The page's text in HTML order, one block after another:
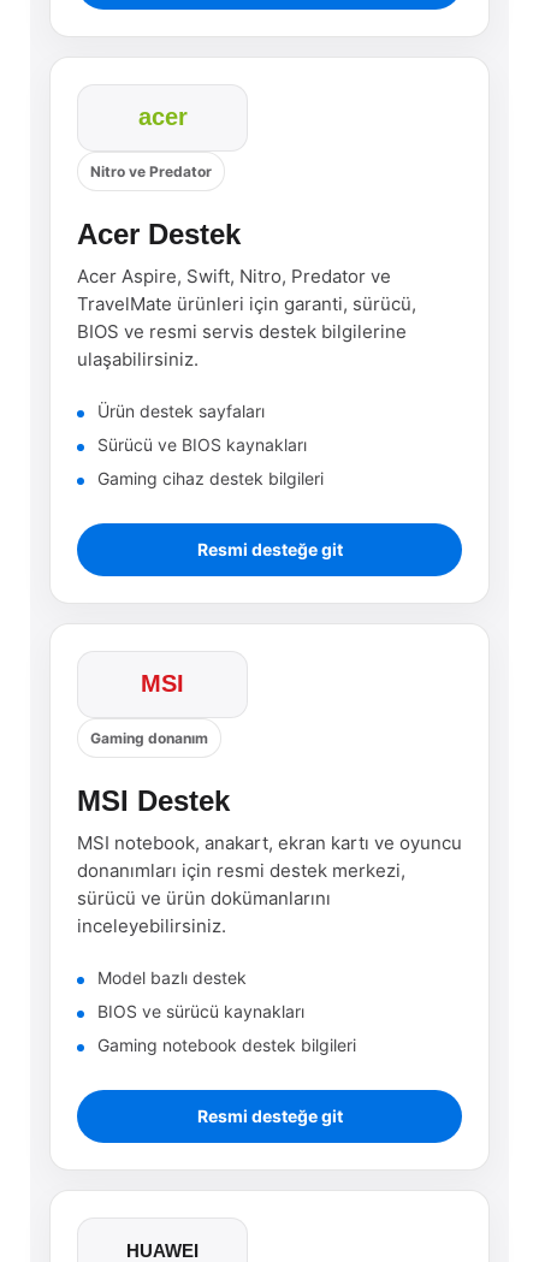
acer
Nitro ve Predator
Acer Destek
Acer Aspire, Swift, Nitro, Predator ve
TravelMate ürünleri için garanti, sürücü,
BIOS ve resmi servis destek bilgilerine
ulaşabilirsiniz.
Ürün destek sayfaları
Sürücü ve BIOS kaynakları
Gaming cihaz destek bilgileri
Resmi desteğe git
MSI
Gaming donanım
MSI Destek
MSI notebook, anakart, ekran kartı ve oyuncu
donanımları için resmi destek merkezi,
sürücü ve ürün dokümanlarını
inceleyebilirsiniz.
Model bazlı destek
BIOS ve sürücü kaynakları
Gaming notebook destek bilgileri
Resmi desteğe git
HUAWEI